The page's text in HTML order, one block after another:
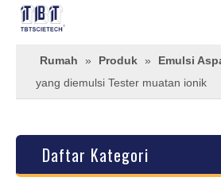
Rumah » Produk » Emulsi
yang diemulsi Tester muatan ionik
Daftar Kategori